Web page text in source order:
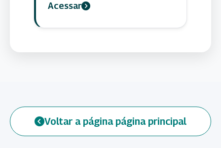
Acessar
Voltar a página página principal